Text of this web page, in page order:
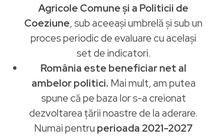
Agricole Comune și a Politicii de
Coeziune, sub aceeași umbrelă și sub un
proces periodic de evaluare cu același
set de indicatori.
România este beneficiar net al
ambelor politici. Mai mult, am putea
spune că pe baza lor s-a creionat
dezvoltarea țării noastre de la aderare.
Numai pentru perioada 2021-2027